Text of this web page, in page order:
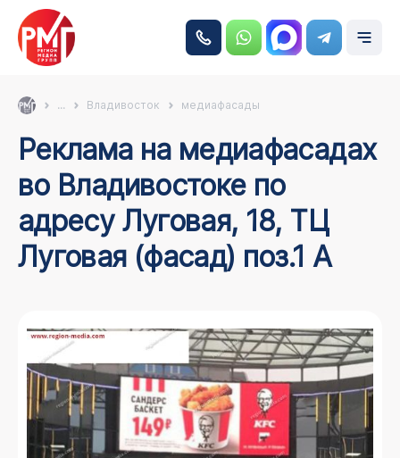
... Владивосток медиафасады
Реклама на медиафасадах
во Владивостоке по
адресу Луговая, 18, ТЦ
Луговая (фасад) поз.1 А